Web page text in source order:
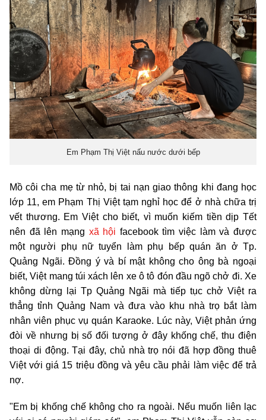
Em Phạm Thị Việt nấu nước dưới bếp
Mồ côi cha mẹ từ nhỏ, bị tai nạn giao thông khi đang học
lớp 11, em Phạm Thị Việt tạm nghỉ học để ở nhà chữa trị
vết thương. Em Việt cho biết, vì muốn kiếm tiền dịp Tết
nên đã lên mạng xã hội facebook tìm việc làm và được
một người phụ nữ tuyển làm phụ bếp quán ăn ở Tp.
Quảng Ngãi. Đồng ý và bí mật không cho ông bà ngoại
biết, Việt mang túi xách lên xe ô tô đón đầu ngõ chở đi. Xe
không dừng lại Tp Quảng Ngãi mà tiếp tục chở Việt ra
thẳng tỉnh Quảng Nam và đưa vào khu nhà trọ bắt làm
nhân viên phục vụ quán Karaoke. Lúc này, Việt phản ứng
đòi về nhưng bị số đối tượng ở đây khống chế, thu điện
thoại di động. Tại đây, chủ nhà trọ nói đã hợp đồng thuê
Việt với giá 15 triệu đồng và yêu cầu phải làm việc để trả
nợ.
"Em bị khống chế không cho ra ngoài. Nếu muốn liên lạc